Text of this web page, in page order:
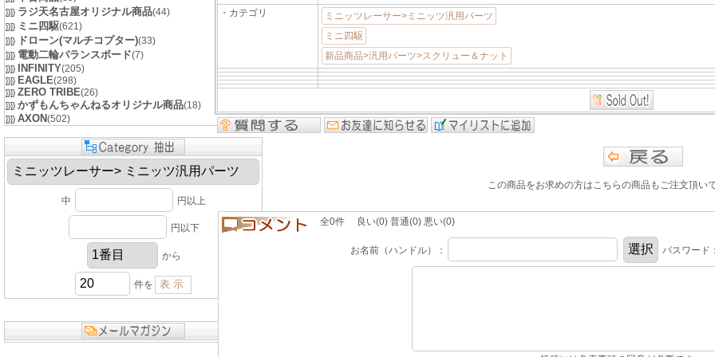
ラジ天名古屋オリジナル商品(44)
ミニ四駆(621)
ドローン(マルチコプター)(33)
電動二輪バランスボード(7)
INFINITY(205)
EAGLE(298)
ZERO TRIBE(26)
かずもんちゃんねるオリジナル商品(18)
AXON(502)
中 円以上
円以下
から
件を
・カテゴリ
ミニッツレーサー>ミニッツ汎用パーツ
ミニ四駆
新品商品>汎用パーツ>スクリュー＆ナット
この商品をお求めの方はこちらの商品もご注文頂い
全0件 良い(0) 普通(0) 悪い(0)
お名前（ハンドル）： パスワード：